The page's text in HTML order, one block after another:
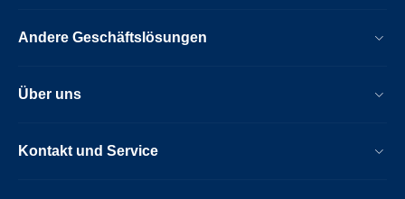
Andere Geschäftslösungen
Über uns
Kontakt und Service